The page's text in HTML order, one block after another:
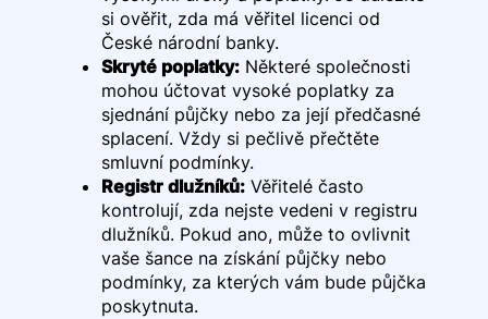
si ověřit, zda má věřitel licenci od
České národní banky.
Skryté poplatky:Některé společnosti
mohou účtovat vysoké poplatky za
sjednání půjčky nebo za její předčasné
splacení. Vždy si pečlivě přečtěte
smluvní podmínky.
Registr dlužníků:Věřitelé často
kontrolují, zda nejste vedeni v registru
dlužníků. Pokud ano, může to ovlivnit
vaše šance na získání půjčky nebo
podmínky, za kterých vám bude půjčka
poskytnuta.